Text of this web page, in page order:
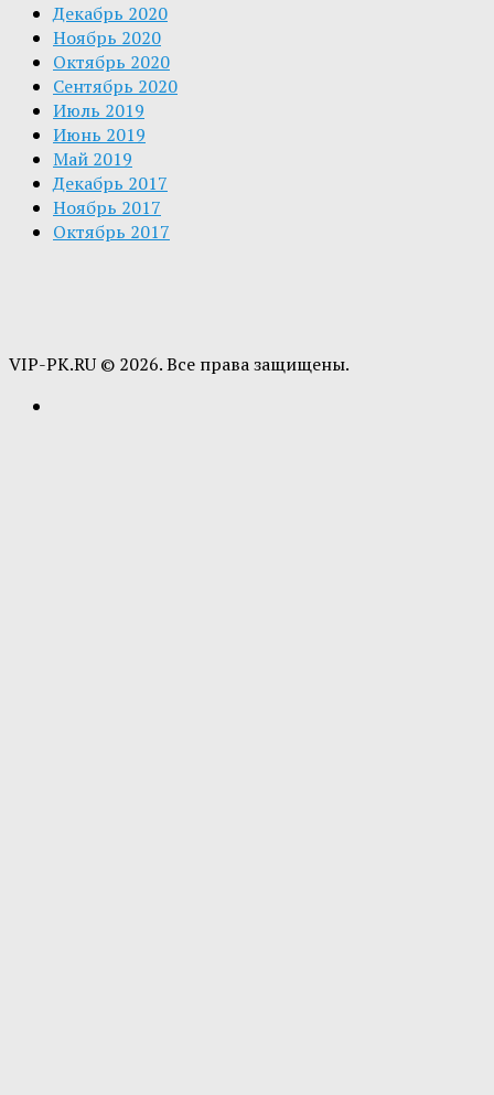
Декабрь 2020
Ноябрь 2020
Октябрь 2020
Сентябрь 2020
Июль 2019
Июнь 2019
Май 2019
Декабрь 2017
Ноябрь 2017
Октябрь 2017
VIP-PK.RU © 2026. Все права защищены.